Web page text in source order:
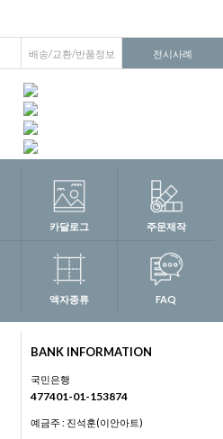
배송/교환/반품정보 전시사례
카달로그 주문제작
액자종류 FAQ
BANK INFORMATION
국민은행
477401-01-153874
예금주 : 진석훈(이안아트)